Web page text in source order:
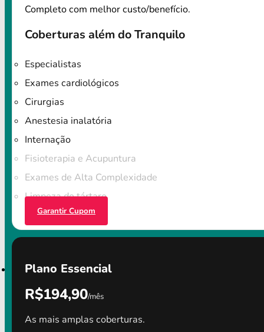
Completo com melhor custo/benefício.
Coberturas além do Tranquilo
Especialistas
Exames cardiológicos
Cirurgias
Anestesia inalatória
Internação
Fisioterapia e Acupuntura
Exames de Alta Complexidade
Limpeza do tártaro
Garantir Cupom
Plano Essencial
R$194,90/mês
As mais amplas coberturas.